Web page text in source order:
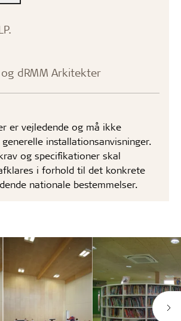
dRMM Arkitekter
er vejledende og må ikke
installationsanvisninger.
og specifikationer skal
i forhold til det konkrete
nationale bestemmelser.